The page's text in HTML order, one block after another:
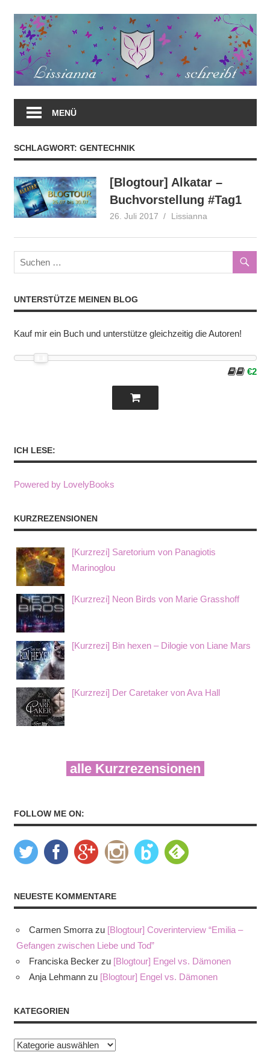
springen
MENÜ
SCHLAGWORT: GENTECHNIK
[Blogtour] Alkatar –
Buchvorstellung #Tag1
26. Juli 2017 Lissianna
UNTERSTÜTZE MEINEN BLOG
Kauf mir ein Buch und unterstütze gleichzeitig die Autoren!
€2
ICH LESE:
Powered by LovelyBooks
KURZREZENSIONEN
[Kurzrezi] Saretorium von Panagiotis
Marinoglou
[Kurzrezi] Neon Birds von Marie Grasshoff
[Kurzrezi] Bin hexen – Dilogie von Liane Mars
[Kurzrezi] Der Caretaker von Ava Hall
alle Kurzrezensionen
FOLLOW ME ON:
NEUESTE KOMMENTARE
Carmen Smorra zu [Blogtour] Coverinterview “Emilia –
Gefangen zwischen Liebe und Tod”
Franciska Becker zu [Blogtour] Engel vs. Dämonen
Anja Lehmann zu [Blogtour] Engel vs. Dämonen
KATEGORIEN
Kategorien